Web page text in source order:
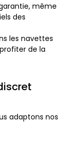
même
des
les navettes
de la
adaptons nos